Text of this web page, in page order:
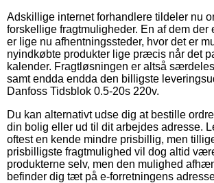
Adskillige internet forhandlere tildeler nu
forskellige fragtmuligheder. En af dem der
er lige nu afhentningssteder, hvor det er
nyindkøbte produkter lige præcis når det
kalender. Fragtløsningen er altså
samt endda endda den billigste
Danfoss Tidsblok 0.5-20s 220v.
Du kan alternativt udse dig at bestille
din bolig eller ud til dit arbejdes adresse.
oftest en kende mindre prisbillig, men
prisbilligste fragtmulighed vil dog altid
produkterne selv, men den mulighed
befinder dig tæt på e-forretningens